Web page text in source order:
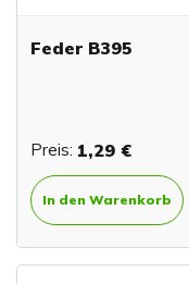
Feder B395
Preis: 1,29 €
In den Warenkorb